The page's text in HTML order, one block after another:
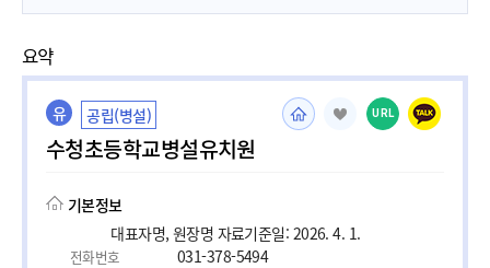
요약
유 공립(병설)
수청초등학교병설유치원
URL
기본정보
대표자명, 원장명 자료기준일: 2026. 4. 1.
전화번호
031-378-5494